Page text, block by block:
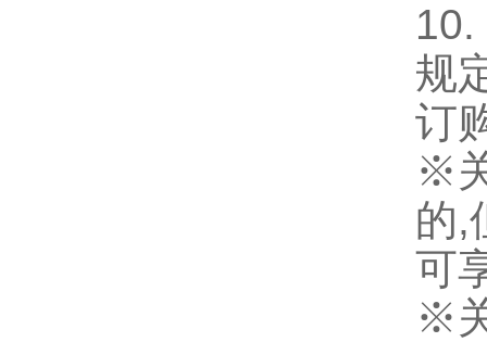
10.
规
订
※
的,
可
※